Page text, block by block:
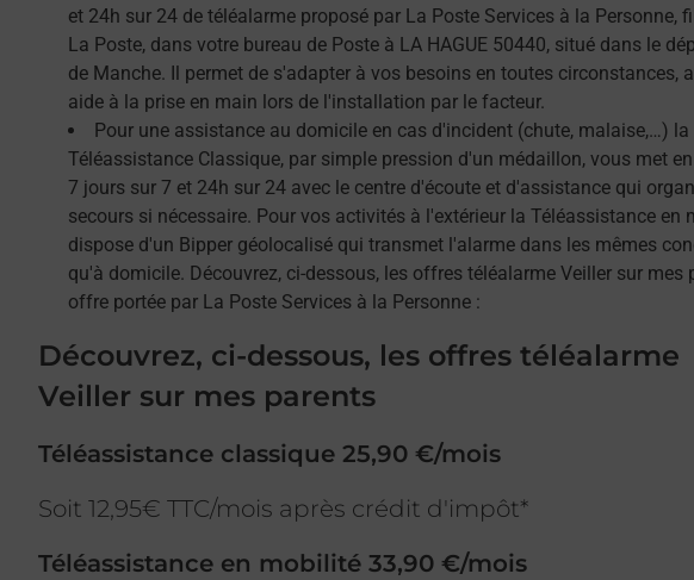
et 24h sur 24 de téléalarme proposé par La Poste Services à la Personne,
La Poste, dans votre bureau de Poste à LA HAGUE 50440, situé dans le
de Manche. Il permet de s'adapter à vos besoins en toutes circonstances,
aide à la prise en main lors de l'installation par le facteur.
Pour une assistance au domicile en cas d'incident (chute, malaise,…) la
Téléassistance Classique, par simple pression d'un médaillon, vous met
7 jours sur 7 et 24h sur 24 avec le centre d'écoute et d'assistance qui
secours si nécessaire. Pour vos activités à l'extérieur la Téléassistance en
dispose d'un Bipper géolocalisé qui transmet l'alarme dans les mêmes
qu'à domicile. Découvrez, ci-dessous, les offres téléalarme Veiller sur mes
offre portée par La Poste Services à la Personne :
Découvrez, ci-dessous, les offres téléalarme
Veiller sur mes parents
Téléassistance classique 25,90 €/mois
Soit 12,95€ TTC/mois après crédit d'impôt*
Téléassistance en mobilité 33,90 €/mois